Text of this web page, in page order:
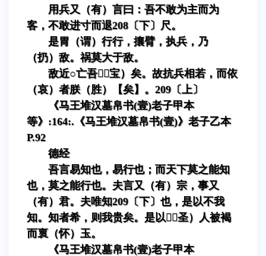
用兵又（有）言曰：吾不敢为主而为
客，不敢进寸而退208〔下〕尺。
是胃（谓）行行，攘臂，执兵，乃
（扔）敌。祸莫大于敌。
敌近○亡吾（宝）矣。故抗兵相若，而依
（哀）者朕（胜）【矣】。209〔上〕
《马王堆汉墓帛书(壹)老子甲本
等》:164:.《马王堆汉墓帛书(壹)》老子乙本
P.92
德经
吾言易知也，易行也；而天下莫之能知
也，莫之能行也。夫言又（有）宗，事又
（有）君。夫唯知209〔下〕也，是以不我
知。知者希，则我贵矣。是以（圣）人被褐
而褱（怀）玉。
《马王堆汉墓帛书(壹)老子甲本